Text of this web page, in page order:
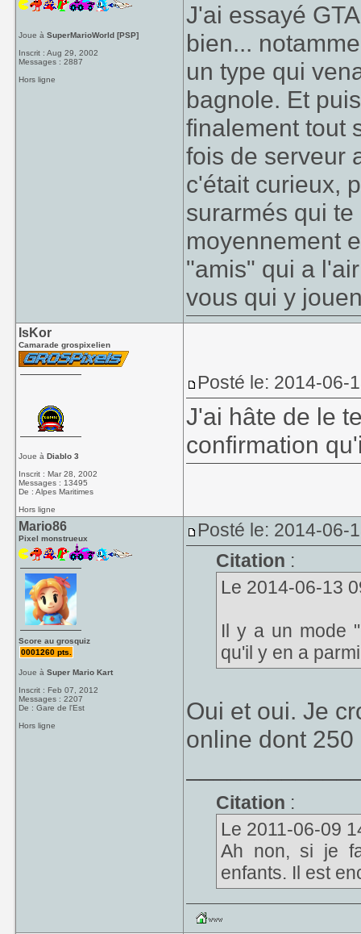
Joue àSuperMarioWorld [PSP]
Inscrit : Aug 29, 2002
Messages : 2887
Hors ligne
J'ai essayé
bien...
un type qui
bagnole. Et
finalement tout
fois de serveur
c'était curieux,
surarmés qui
moyennement
"amis" qui a
vous qui y
IsKor
Camarade grospixelien
Joue àDiablo 3
Inscrit : Mar 28, 2002
Messages : 13495
De : Alpes Maritimes
Hors ligne
Posté le: 2014-06-
J'ai hâte de le
confirmation
Mario86
Pixel monstrueux
Score au grosquiz
0001260 pts.
Joue àSuper Mario Kart
Inscrit : Feb 07, 2012
Messages : 2207
De : Gare de l'Est
Hors ligne
Posté le: 2014-06-
Citation :
Le 2014-06-13
Il y a un mode
qu'il y en a
Oui et oui. Je
online dont
Citation :
Le 2011-06-09
Ah non, si je
enfants. Il est